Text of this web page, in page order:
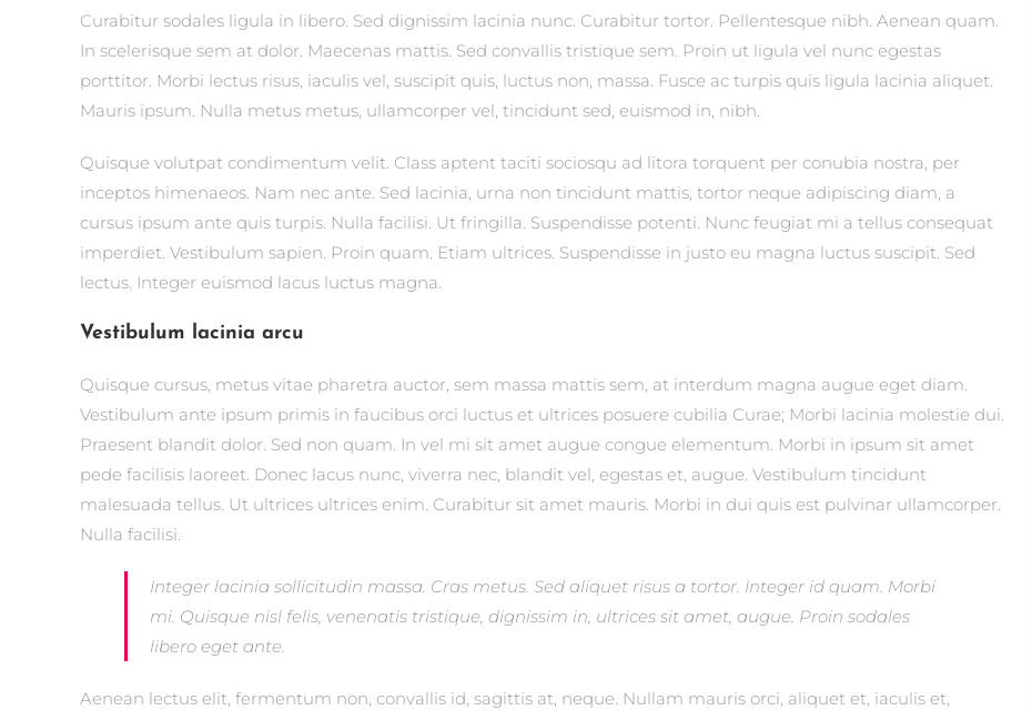
Curabitur sodales ligula in libero. Sed dignissim lacinia nunc. Curabitur tortor. Pellentesque nibh. Aenean quam.
In scelerisque sem at dolor. Maecenas mattis. Sed convallis tristique sem. Proin ut ligula vel nunc egestas
porttitor. Morbi lectus risus, iaculis vel, suscipit quis, luctus non, massa. Fusce ac turpis quis ligula lacinia aliquet.
Mauris ipsum. Nulla metus metus, ullamcorper vel, tincidunt sed, euismod in, nibh.
Quisque volutpat condimentum velit. Class aptent taciti sociosqu ad litora torquent per conubia nostra, per
inceptos himenaeos. Nam nec ante. Sed lacinia, urna non tincidunt mattis, tortor neque adipiscing diam, a
cursus ipsum ante quis turpis. Nulla facilisi. Ut fringilla. Suspendisse potenti. Nunc feugiat mi a tellus consequat
imperdiet. Vestibulum sapien. Proin quam. Etiam ultrices. Suspendisse in justo eu magna luctus suscipit. Sed
lectus. Integer euismod lacus luctus magna.
Vestibulum lacinia arcu
Quisque cursus, metus vitae pharetra auctor, sem massa mattis sem, at interdum magna augue eget diam.
Vestibulum ante ipsum primis in faucibus orci luctus et ultrices posuere cubilia Curae; Morbi lacinia molestie dui.
Praesent blandit dolor. Sed non quam. In vel mi sit amet augue congue elementum. Morbi in ipsum sit amet
pede facilisis laoreet. Donec lacus nunc, viverra nec, blandit vel, egestas et, augue. Vestibulum tincidunt
malesuada tellus. Ut ultrices ultrices enim. Curabitur sit amet mauris. Morbi in dui quis est pulvinar ullamcorper.
Nulla facilisi.
Integer lacinia sollicitudin massa. Cras metus. Sed aliquet risus a tortor. Integer id quam. Morbi
mi. Quisque nisl felis, venenatis tristique, dignissim in, ultrices sit amet, augue. Proin sodales
libero eget ante.
Aenean lectus elit, fermentum non, convallis id, sagittis at, neque. Nullam mauris orci, aliquet et, iaculis et,